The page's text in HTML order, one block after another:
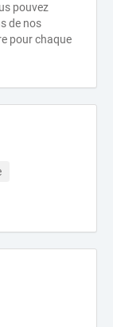
pouvez
de nos
pour chaque